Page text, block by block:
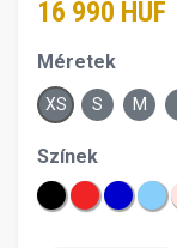
16 990 HUF
Méretek
XS S M
Színek